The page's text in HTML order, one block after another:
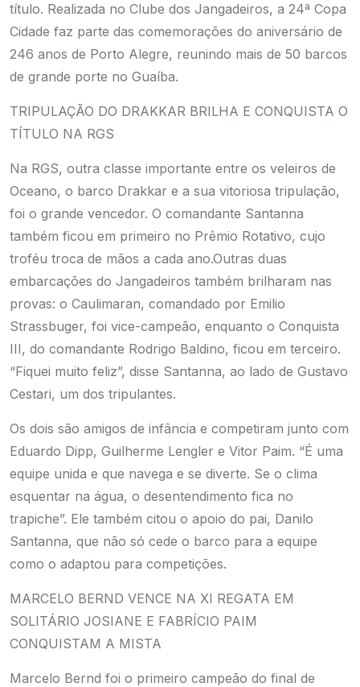
título. Realizada no Clube dos Jangadeiros, a 24ª Copa
Cidade faz parte das comemorações do aniversário de
246 anos de Porto Alegre, reunindo mais de 50 barcos
de grande porte no Guaíba.
TRIPULAÇÃO DO DRAKKAR BRILHA E CONQUISTA O
TÍTULO NA RGS
Na RGS, outra classe importante entre os veleiros de
Oceano, o barco Drakkar e a sua vitoriosa tripulação,
foi o grande vencedor. O comandante Santanna
também ficou em primeiro no Prêmio Rotativo, cujo
troféu troca de mãos a cada ano.Outras duas
embarcações do Jangadeiros também brilharam nas
provas: o Caulimaran, comandado por Emilio
Strassbuger, foi vice-campeão, enquanto o Conquista
III, do comandante Rodrigo Baldino, ficou em terceiro.
“Fiquei muito feliz”, disse Santanna, ao lado de Gustavo
Cestari, um dos tripulantes.
Os dois são amigos de infância e competiram junto com
Eduardo Dipp, Guilherme Lengler e Vitor Paim. “É uma
equipe unida e que navega e se diverte. Se o clima
esquentar na água, o desentendimento fica no
trapiche”. Ele também citou o apoio do pai, Danilo
Santanna, que não só cede o barco para a equipe
como o adaptou para competições.
MARCELO BERND VENCE NA XI REGATA EM
SOLITÁRIO JOSIANE E FABRÍCIO PAIM
CONQUISTAM A MISTA
Marcelo Bernd foi o primeiro campeão do final de